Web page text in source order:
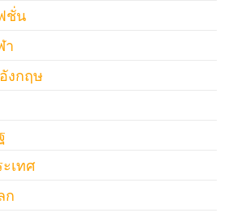
ชั่น
า
งกฤษ
เทศ
ก